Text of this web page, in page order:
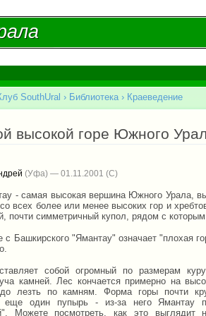
SouthUral › Библиотека › Краеведение
высокой горе Южного
(Уфа) — 01.11.2001
- самая высокая вершина Южного Урала,
всех более или менее высоких гор и
почти симметричный купол, рядом с
с Башкирского "Ямантау" означает "плохая
собой огромный по размерам
камней. Лес кончается примерно на
лезть по камням. Форма горы почти
еще один пупырь - из-за него Ямантау
Можете посмотреть, как это выглядит